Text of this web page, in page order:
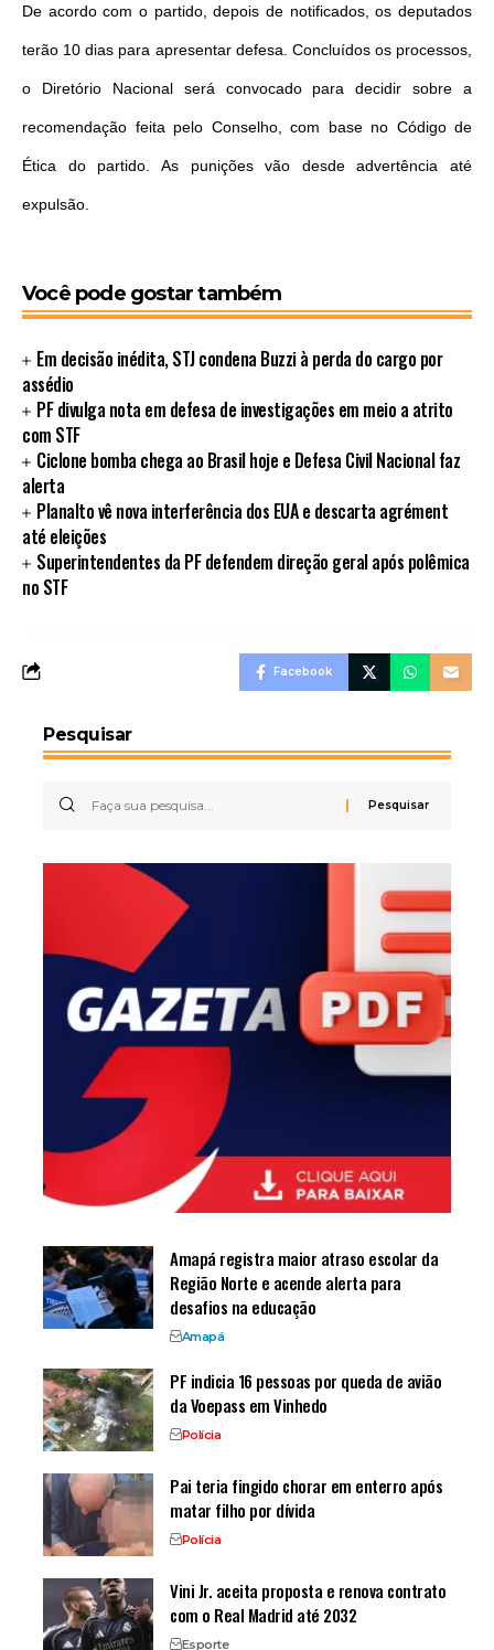
De acordo com o partido, depois de notificados, os deputados
terão 10 dias para apresentar defesa. Concluídos os processos,
o Diretório Nacional será convocado para decidir sobre a
recomendação feita pelo Conselho, com base no Código de
Ética do partido. As punições vão desde advertência até
expulsão.
Você pode gostar também
Em decisão inédita, STJ condena Buzzi à perda do cargo por
assédio
PF divulga nota em defesa de investigações em meio a atrito
com STF
Ciclone bomba chega ao Brasil hoje e Defesa Civil Nacional faz
alerta
Planalto vê nova interferência dos EUA e descarta agrément
até eleições
Superintendentes da PF defendem direção geral após polêmica
no STF
Facebook
Pesquisar
Amapá registra maior atraso escolar da
Região Norte e acende alerta para
desafios na educação
Amapá
PF indicia 16 pessoas por queda de avião
da Voepass em Vinhedo
Polícia
Pai teria fingido chorar em enterro após
matar filho por dívida
Polícia
Vini Jr. aceita proposta e renova contrato
com o Real Madrid até 2032
Esporte